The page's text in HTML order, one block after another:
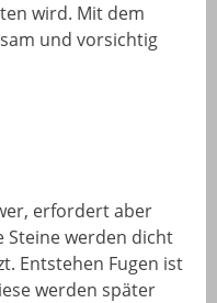
wird. Mit dem
und vorsichtig
erfordert aber
Steine werden dicht
Entstehen Fugen ist
werden später